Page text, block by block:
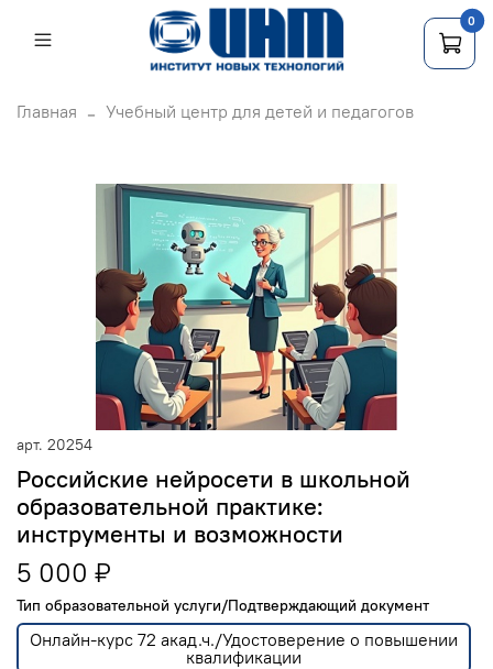
Главная Учебный центр для детей и педагогов
арт. 20254
Российские нейросети в школьной
образовательной практике:
инструменты и возможности
5 000 ₽
Тип образовательной услуги/Подтверждающий документ
Онлайн-курс 72 акад.ч./Удостоверение о повышении
квалификации
0